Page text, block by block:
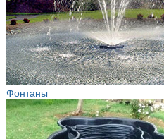
Фонтаны